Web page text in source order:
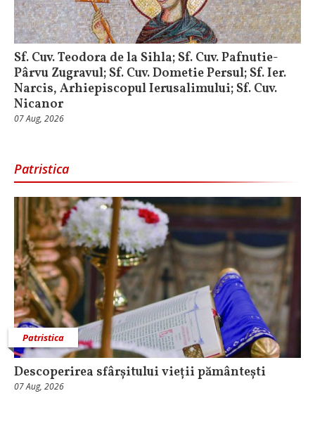
Sf. Cuv. Teodora de la Sihla; Sf. Cuv. Pafnutie-
Pârvu Zugravul; Sf. Cuv. Dometie Persul; Sf. Ier.
Narcis, Arhiepiscopul Ierusalimului; Sf. Cuv.
Nicanor
07 Aug, 2026
Patristica
Patristica
Descoperirea sfârșitului vieții pământești
07 Aug, 2026